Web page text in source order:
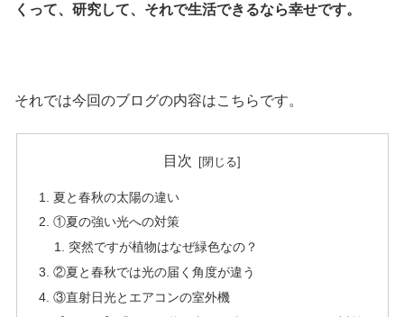
くって、研究して、それで生活できるなら幸せです。
それでは今回のブログの内容はこちらです。
目次
夏と春秋の太陽の違い
①夏の強い光への対策
突然ですが植物はなぜ緑色なの？
②夏と春秋では光の届く角度が違う
③直射日光とエアコンの室外機